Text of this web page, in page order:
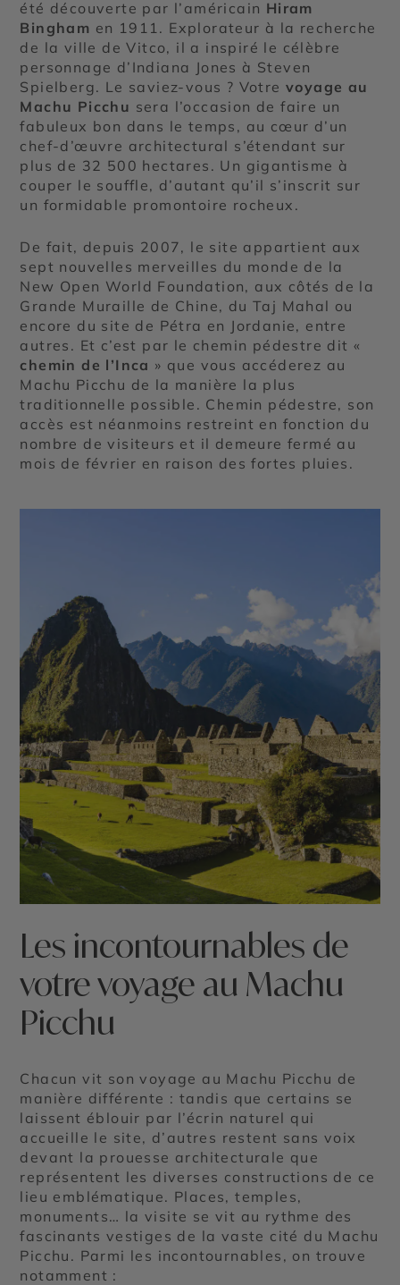
été découverte par l’américain Hiram
Bingham en 1911. Explorateur à la recherche
de la ville de Vitco, il a inspiré le célèbre
personnage d’Indiana Jones à Steven
Spielberg. Le saviez-vous ? Votrevoyage au
Machu Picchu sera l’occasion de faire un
fabuleux bon dans le temps, au cœur d’un
chef-d’œuvre architectural s’étendant sur
plus de 32 500 hectares. Un gigantisme à
couper le souffle, d’autant qu’il s’inscrit sur
un formidable promontoire rocheux.
De fait, depuis 2007, le site appartient aux
sept nouvelles merveilles du monde de la
New Open World Foundation, aux côtés de la
Grande Muraille de Chine, du Taj Mahal ou
encore du site de Pétra en Jordanie, entre
autres. Et c’est par le chemin pédestre dit «
chemin de l’Inca » que vous accéderez au
Machu Picchu de la manière la plus
traditionnelle possible. Chemin pédestre, son
accès est néanmoins restreint en fonction du
nombre de visiteurs et il demeure fermé au
mois de février en raison des fortes pluies.
Les incontournables de
votre voyage au Machu
Picchu
Chacun vit son voyage au Machu Picchu de
manière différente : tandis que certains se
laissent éblouir par l’écrin naturel qui
accueille le site, d’autres restent sans voix
devant la prouesse architecturale que
représentent les diverses constructions de ce
lieu emblématique. Places, temples,
monuments… la visite se vit au rythme des
fascinants vestiges de la vaste cité du Machu
Picchu. Parmi les incontournables, on trouve
notamment :